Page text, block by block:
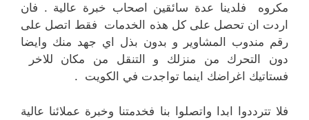
مكروه فلدينا عدة سائقين اصحاب خبرة عالية . فان
اردت ان تحصل على كل هذه الخدمات فقط اتصل على
رقم مندوب المشاوير و بدون بذل اي جهد منك وايضا
دون التحرك من منزلك و التنقل من مكان للاخر
فستاتيك اغراضك اينما تواجدت في الكويت .
فلا تترددوا ابدا واتصلوا بنا فخدمتنا وخبرة عملائنا عالية